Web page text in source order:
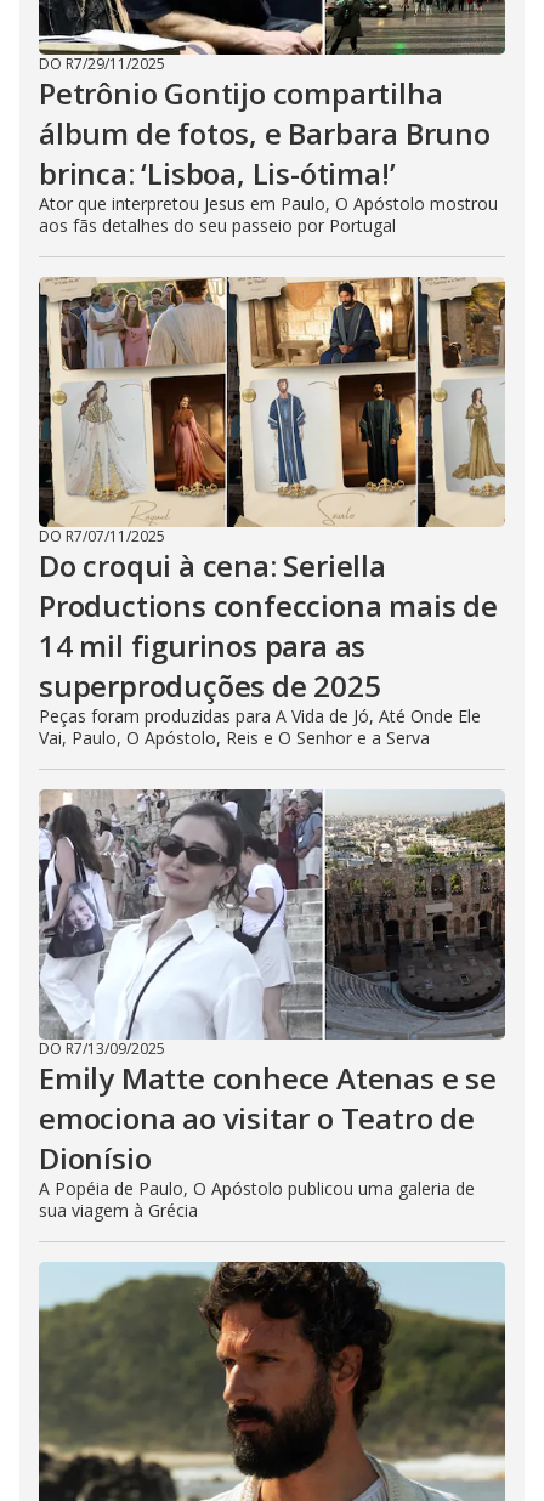
DO R7/29/11/2025
Petrônio Gontijo compartilha
álbum de fotos, e Barbara Bruno
brinca: ‘Lisboa, Lis-ótima!’
Ator que interpretou Jesus em Paulo, O Apóstolo mostrou
aos fãs detalhes do seu passeio por Portugal
DO R7/07/11/2025
Do croqui à cena: Seriella
Productions confecciona mais de
14 mil figurinos para as
superproduções de 2025
Peças foram produzidas para A Vida de Jó, Até Onde Ele
Vai, Paulo, O Apóstolo, Reis e O Senhor e a Serva
DO R7/13/09/2025
Emily Matte conhece Atenas e se
emociona ao visitar o Teatro de
Dionísio
A Popéia de Paulo, O Apóstolo publicou uma galeria de
sua viagem à Grécia